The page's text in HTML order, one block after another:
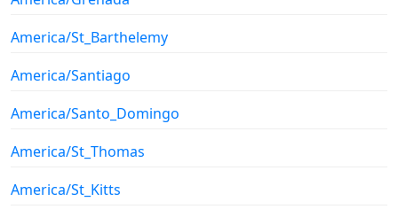
America/St_Barthelemy
America/Santiago
America/Santo_Domingo
America/St_Thomas
America/St_Kitts